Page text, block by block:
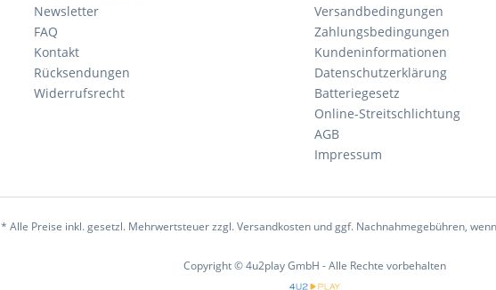
Newsletter
FAQ
Kontakt
Rücksendungen
Widerrufsrecht
Versandbedingungen
Zahlungsbedingungen
Kundeninformationen
Datenschutzerklärung
Batteriegesetz
Online-Streitschlichtung
AGB
Impressum
* Alle Preise inkl. gesetzl. Mehrwertsteuer zzgl. Versandkosten und ggf. Nachnahmegebühren,
Copyright © 4u2play GmbH - Alle Rechte vorbehalten